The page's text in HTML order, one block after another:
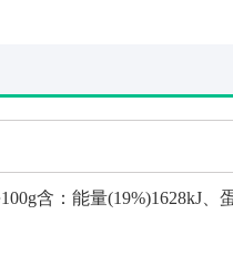
含：能量(19%)1628kJ、